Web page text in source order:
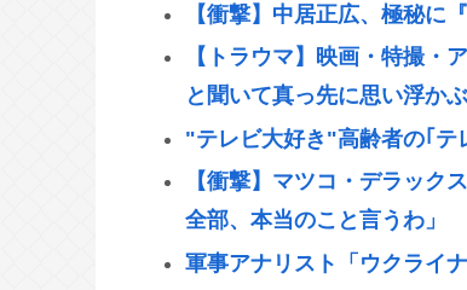
【衝撃】中居正広、極秘に
【トラウマ】映画・特撮・
と聞いて真っ先に思い浮かぶ
"テレビ大好き"高齢者の｢テ
【衝撃】マツコ・デラック
全部、本当のこと言うわ」
軍事アナリスト「ウクライ